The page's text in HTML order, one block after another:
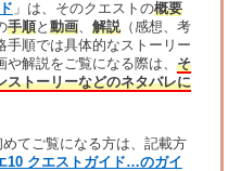
」は、そのクエストの概要
手順と 動画、 解説（感想、考
手順では具体的なストーリー
解説をご覧になる際は、 そ
ストーリーなどのネタバレに
てご覧になる方は、記載方
10 クエストガイド…のガイ